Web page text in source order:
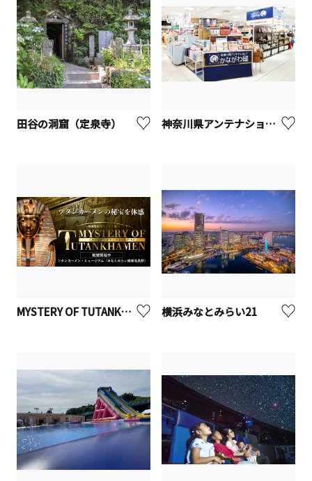
田谷の洞窟（定泉寺） 神奈川県アンテナショップ「かながわ屋」
MYSTERY OF TUTANKHAMEN/ミステリー・オブ・ツタンカーメン ～体感型古代エジプト展～【横浜市】 横浜みなとみらい21